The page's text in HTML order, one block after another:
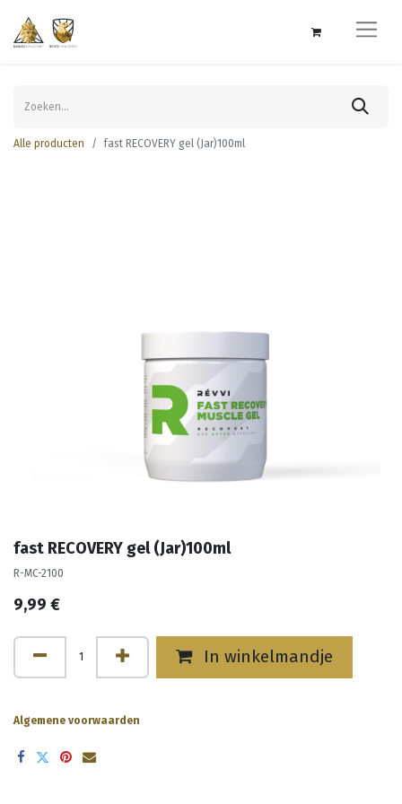
Alle producten fast RECOVERY gel (Jar)100ml
fast RECOVERY gel (Jar)100ml
R-MC-2100
9,99 €
In winkelmandje
Algemene voorwaarden